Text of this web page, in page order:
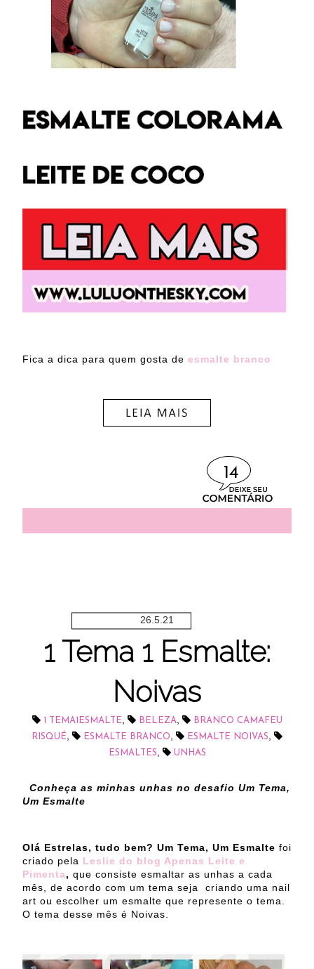
Fica a dica para quem gosta de esmalte branco
14
26.5.21
1 Tema 1 Esmalte:
Noivas
1 TEMA1ESMALTE BELEZA
BRANCO CAMAFEU
RISQUÉ
ESMALTE BRANCO ESMALTE NOIVAS
ESMALTES UNHAS
Conheça as minhas unhas no desafio Um Tema,
Um Esmalte
Olá Estrelas, tudo bem? Um Tema, Um Esmalte foi
criado pela Leslie do blog Apenas Leite e
Pimenta, que consiste esmaltar as unhas a cada
mês, de acordo com um tema seja criando uma nail
art ou escolher um esmalte que represente o tema.
O tema desse mês é Noivas.